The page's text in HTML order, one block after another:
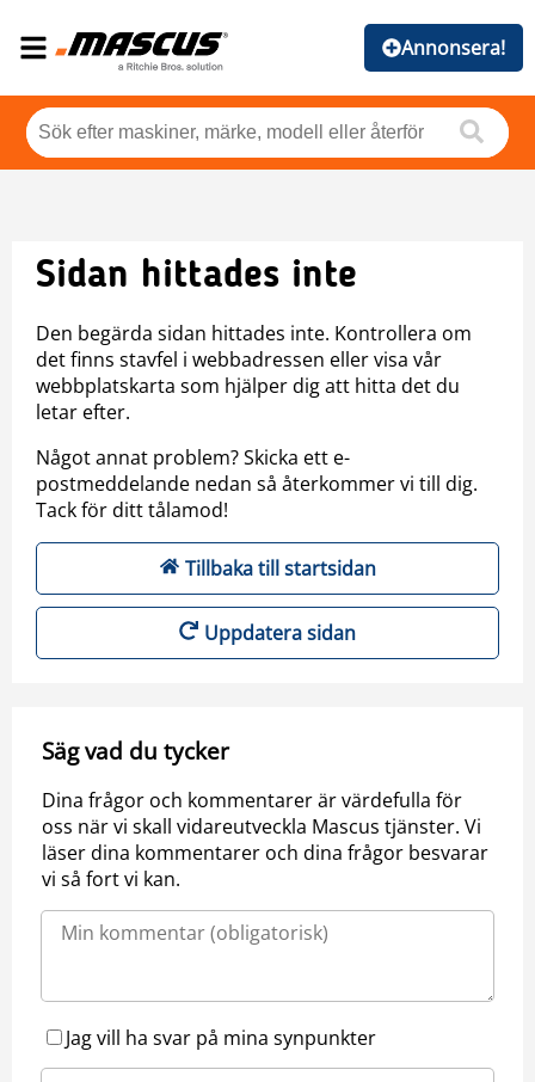
Annonsera!
Sidan hittades inte
Den begärda sidan hittades inte. Kontrollera om
det finns stavfel i webbadressen eller visa vår
webbplatskarta som hjälper dig att hitta det du
letar efter.
Något annat problem? Skicka ett e-
postmeddelande nedan så återkommer vi till dig.
Tack för ditt tålamod!
Tillbaka till startsidan
Uppdatera sidan
Säg vad du tycker
Dina frågor och kommentarer är värdefulla för
oss när vi skall vidareutveckla Mascus tjänster. Vi
läser dina kommentarer och dina frågor besvarar
vi så fort vi kan.
Jag vill ha svar på mina synpunkter